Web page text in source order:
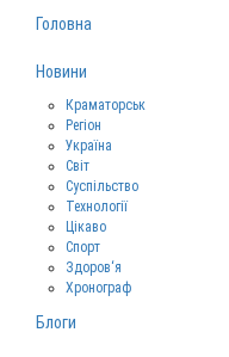
Головна
Новини
Краматорськ
Регіон
Україна
Світ
Суспільство
Технології
Цікаво
Спорт
Здоров‘я
Хронограф
Блоги